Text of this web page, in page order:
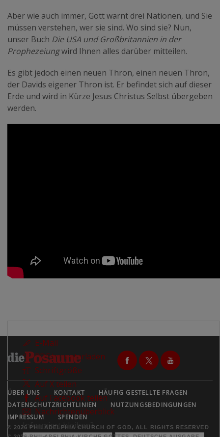
Aber wie auch immer, Gott warnt drei Nationen, und Sie
müssen verstehen, wer sie sind. Wo sind sie? Nun,
unser Buch Die USA und Großbritannien in der
Prophezeiungwird Ihnen alles darüber mitteilen.
Es gibt jedoch einen neuen Thron, einen neuen Thron,
der Davids eigener Thron ist. Er befindet sich auf dieser
Erde und wird in Kürze Jesus Christus Selbst übergeben
werden.
E-Mail
PDF herunterladen
Schriftgröße
Auf X teilen
Auf Facebook teilen
Nachrichtenüberblick
Informiert bleiben?
ÜBER UNS KONTAKT
HÄUFIG GESTELLTE FRAGEN
DATENSCHUTZRICHTLINIEN
NUTZUNGSBEDINGUNGEN
IMPRESSUM
SPENDEN
© 2026 PHILADELPHIA CHURCH OF GOD, ALL RIGHTS RESERVED